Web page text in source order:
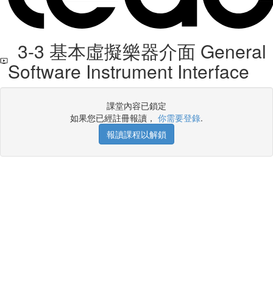
3-3 基本虛擬樂器介面 General
Software Instrument Interface
課堂內容已鎖定
如果您已經註冊報讀， 你需要登錄.
報讀課程以解鎖